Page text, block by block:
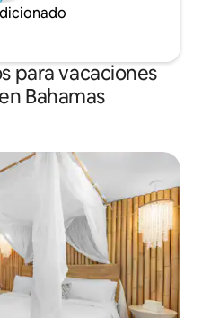
para vacaciones
Bahamas